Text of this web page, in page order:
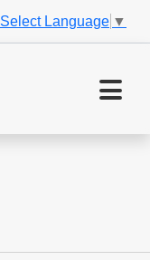
Select Language ▼